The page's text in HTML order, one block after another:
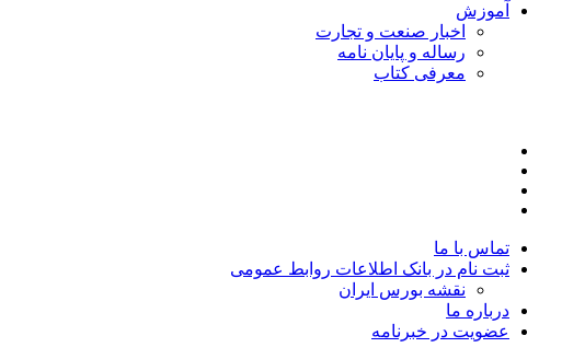
آموزش
اخبار صنعت و تجارت
رساله و پایان نامه
معرفی کتاب
تماس با ما
ثبت نام در بانک اطلاعات روابط عمومی
نقشه بورس ایران
درباره ما
عضويت در خبرنامه